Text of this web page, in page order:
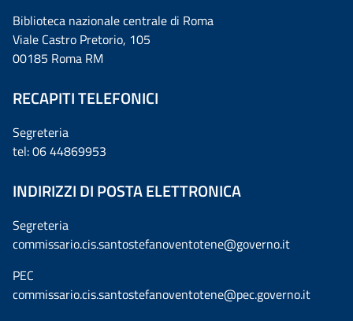
Biblioteca nazionale centrale di Roma
Viale Castro Pretorio, 105
00185 Roma RM
RECAPITI TELEFONICI
Segreteria
tel: 06 44869953
INDIRIZZI DI POSTA ELETTRONICA
Segreteria
commissario.cis.santostefanoventotene@governo.it
PEC
commissario.cis.santostefanoventotene@pec.governo.it